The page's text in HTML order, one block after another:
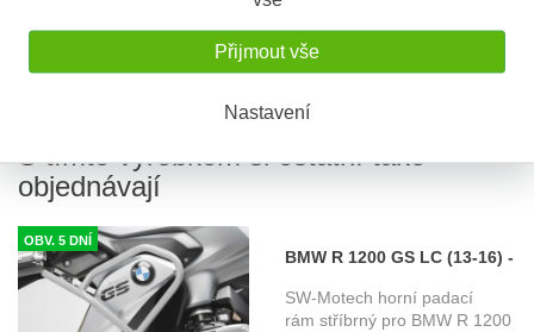
Přijmout vše
Nastavení
montážní návod
S tímto výrobkem si ostatní také
objednávají
OBV. 5 DNÍ
BMW R 1200 GS LC (13-16) -
horní padací rám stříbrný
SW-Motech
SW-Motech horní padací
rám stříbrný pro BMW R 1200